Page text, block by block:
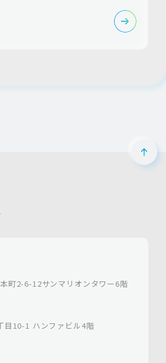
ペー
町2-6-12サンマリオンタワー6階
目10-1 ハンファビル4階